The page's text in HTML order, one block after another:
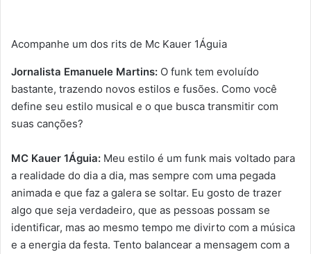
Acompanhe um dos rits de Mc Kauer 1Águia
Jornalista Emanuele Martins: O funk tem evoluído
bastante, trazendo novos estilos e fusões. Como você
define seu estilo musical e o que busca transmitir com
suas canções?
MC Kauer 1Águia: Meu estilo é um funk mais voltado para
a realidade do dia a dia, mas sempre com uma pegada
animada e que faz a galera se soltar. Eu gosto de trazer
algo que seja verdadeiro, que as pessoas possam se
identificar, mas ao mesmo tempo me divirto com a música
e a energia da festa. Tento balancear a mensagem com a